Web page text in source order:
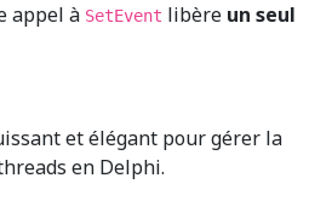
appel à SetEvent libère un seul
et élégant pour gérer la
en Delphi.